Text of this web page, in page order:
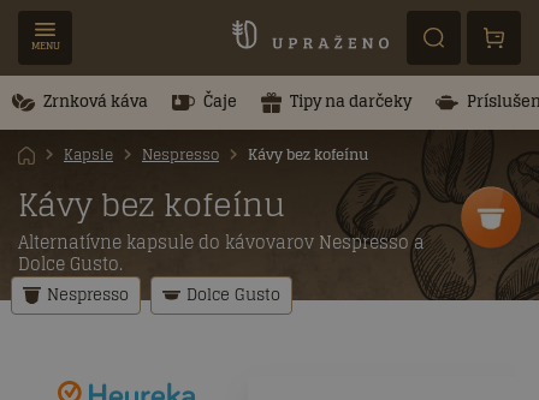
MENU
Zrnková káva Čaje Tipy na darčeky
Kapsle Nespresso Kávy bez kofeínu
Kávy bez kofeínu
Alternatívne kapsule do kávovarov Nespresso a
Dolce Gusto.
Nespresso Dolce Gusto